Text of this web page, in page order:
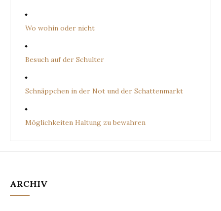
Wo wohin oder nicht
Besuch auf der Schulter
Schnäppchen in der Not und der Schattenmarkt
Möglichkeiten Haltung zu bewahren
ARCHIV